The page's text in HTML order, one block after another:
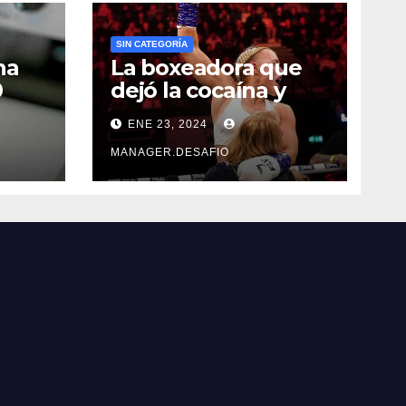
SIN CATEGORÍA
La boxeadora que
dejó la cocaína y
ahora quiere
triunfar en el ring​
ENE 23, 2024
MANAGER.DESAFIO